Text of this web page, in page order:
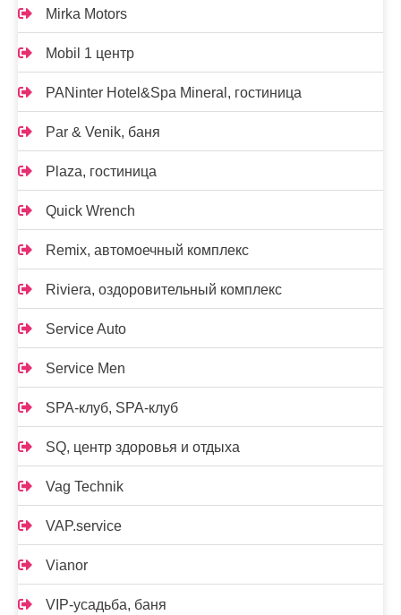
Mirka Motors
Mobil 1 центр
PANinter Hotel&Spa Mineral, гостиница
Par & Venik, баня
Plaza, гостиница
Quick Wrench
Remix, автомоечный комплекс
Riviera, оздоровительный комплекс
Service Auto
Service Men
SPA-клуб, SPA-клуб
SQ, центр здоровья и отдыха
Vag Technik
VAP.service
Vianor
VIP-усадьба, баня